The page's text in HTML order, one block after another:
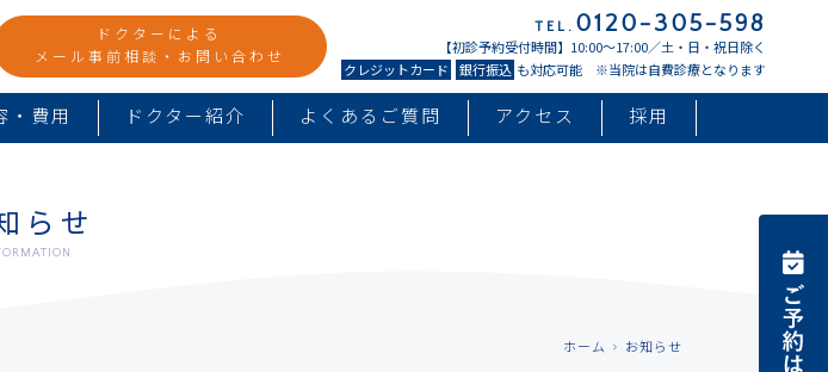
ドクターによる
メール事前相談・お問い合わせ
TEL. 0120-305-598
【初診予約受付時間】10:00〜17:00／土・日・祝日除く
クレジットカード
銀行振込 も対応可能 ※当院は自費診療となります
・費用 ドクター紹介 よくあるご質問 アクセス 採用
らせ
ホーム お知らせ